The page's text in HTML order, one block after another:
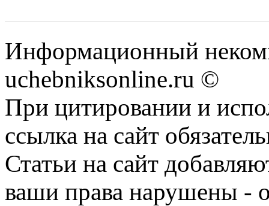
Информационный
uchebniksonline.ru ©
При цитировании и
ссылка на сайт
Статьи на сайт
ваши права нарушены -